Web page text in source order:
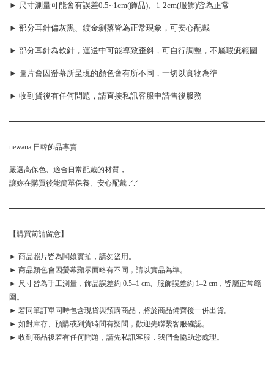
► 尺寸測量可能會有誤差0.5~1cm(飾品)、1-2cm(服飾)皆為正常
► 部分耳針偏灰黑、鍍金剝落皆為正常現象，可安心配戴
► 部分耳針為軟針，運送中可能導致歪斜，可自行調整，不屬瑕疵範圍
► 圖片會因螢幕所呈現的顏色會有所不同，一切以實物為準
► 收到貨後有任何問題，請直接私訊客服申請售後服務
newana 日韓飾品專賣
嚴選高保色、適合日常配戴的材質，
讓妳在購買後能簡單保養、安心配戴 .ᐟ.ᐟ
【購買前請留意】
► 商品照片皆為闆娘實拍，請勿盜用。
► 商品顏色會因螢幕顯示而略有不同，請以實品為準。
► 尺寸皆為手工測量，飾品誤差約 0.5–1 cm、服飾誤差約 1–2 cm，皆屬正常範
圍。
► 若同筆訂單同時包含現貨與預購商品，將於商品備齊後一併出貨。
► 如對庫存、預購或到貨時間有疑問，歡迎先聯繫客服確認。
► 收到商品後若有任何問題，請先私訊客服，我們會協助您處理。